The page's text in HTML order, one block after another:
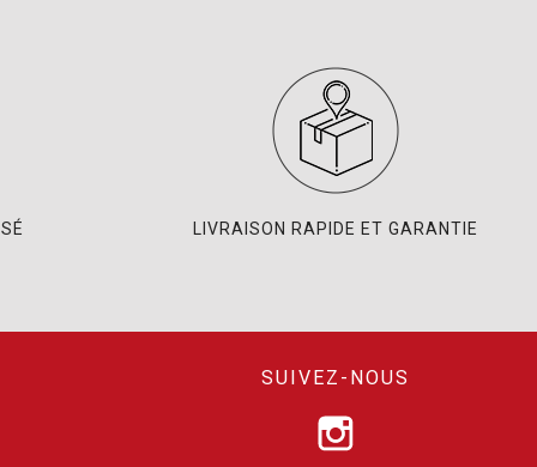
LIVRAISON RAPIDE ET GARANTIE
SUIVEZ-NOUS